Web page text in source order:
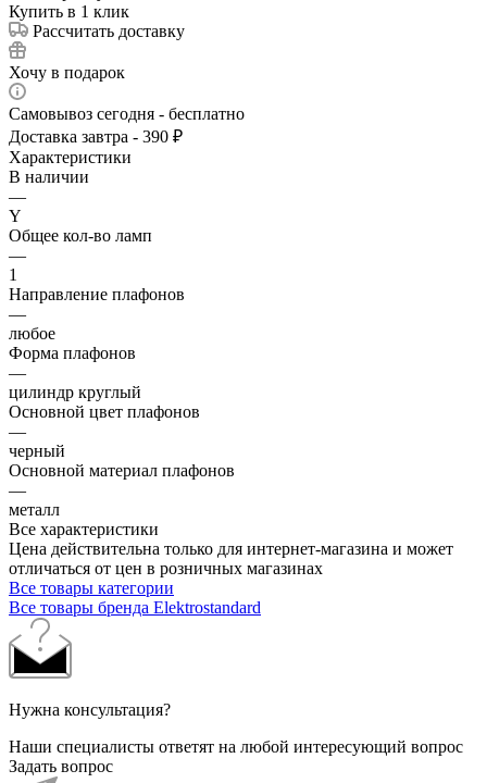
Купить в 1 клик
Рассчитать доставку
Хочу в подарок
Самовывоз сегодня - бесплатно
Доставка завтра - 390 ₽
Характеристики
В наличии
—
Y
Общее кол-во ламп
—
1
Направление плафонов
—
любое
Форма плафонов
—
цилиндр круглый
Основной цвет плафонов
—
черный
Основной материал плафонов
—
металл
Все характеристики
Цена действительна только для интернет-магазина и может
отличаться от цен в розничных магазинах
Все товары категории
Все товары бренда Elektrostandard
Нужна консультация?
Наши специалисты ответят на любой интересующий вопрос
Задать вопрос